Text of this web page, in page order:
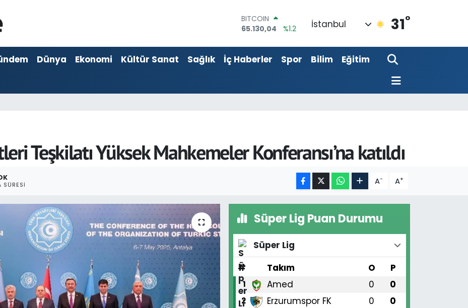
DOLAR
47,7069
%0.17
55,0265
%0.01
STERLİN
İstanbul 31°
Dünya Ekonomi Kültür Sanat Sağlık İç Haberler Spor Bilim
Eğitim
Teşkilatı Yüksek Mahkemeler Konferansı’na katıldı
SÜRESI A- A+
Süper Lig Puan Durumu
Süper Lig
#
Takım O P
1 Amed 0 0
2 Erzurumspor FK 0 0